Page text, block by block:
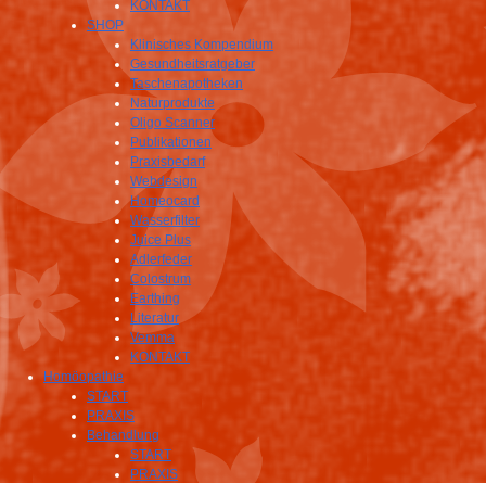
KONTAKT
SHOP
Klinisches Kompendium
Gesundheitsratgeber
Taschenapotheken
Naturprodukte
Oligo Scanner
Publikationen
Praxisbedarf
Webdesign
Homeocard
Wasserfilter
Juice Plus
Adlerfeder
Colostrum
Earthing
Literatur
Vemma
KONTAKT
Homöopathie
START
PRAXIS
Behandlung
START
PRAXIS